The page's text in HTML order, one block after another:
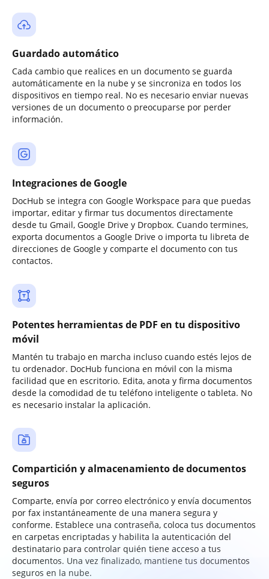
Guardado automático
Cada cambio que realices en un documento se guarda
automáticamente en la nube y se sincroniza en todos los
dispositivos en tiempo real. No es necesario enviar nuevas
versiones de un documento o preocuparse por perder
información.
Integraciones de Google
DocHub se integra con Google Workspace para que puedas
importar, editar y firmar tus documentos directamente
desde tu Gmail, Google Drive y Dropbox. Cuando termines,
exporta documentos a Google Drive o importa tu libreta de
direcciones de Google y comparte el documento con tus
contactos.
Potentes herramientas de PDF en tu dispositivo
móvil
Mantén tu trabajo en marcha incluso cuando estés lejos de
tu ordenador. DocHub funciona en móvil con la misma
facilidad que en escritorio. Edita, anota y firma documentos
desde la comodidad de tu teléfono inteligente o tableta. No
es necesario instalar la aplicación.
Compartición y almacenamiento de documentos
seguros
Comparte, envía por correo electrónico y envía documentos
por fax instantáneamente de una manera segura y
conforme. Establece una contraseña, coloca tus documentos
en carpetas encriptadas y habilita la autenticación del
destinatario para controlar quién tiene acceso a tus
documentos. Una vez finalizado, mantiene tus documentos
seguros en la nube.